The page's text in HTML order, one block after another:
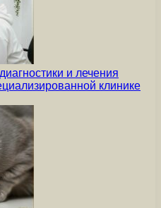
и лечения
клинике